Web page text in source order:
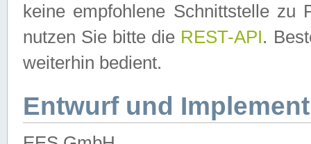
keine empfohlene Schnittstelle zu
nutzen Sie bitte die REST-API.
weiterhin bedient.
Entwurf und